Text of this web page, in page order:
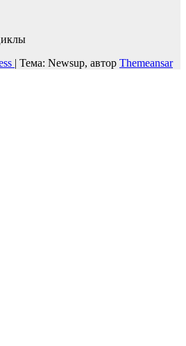
| Тема: Newsup, автор Themeansar